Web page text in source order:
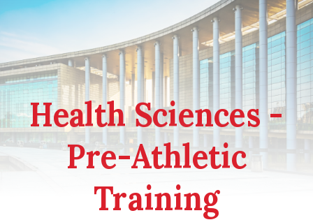
Health Sciences -
Pre-Athletic
Training